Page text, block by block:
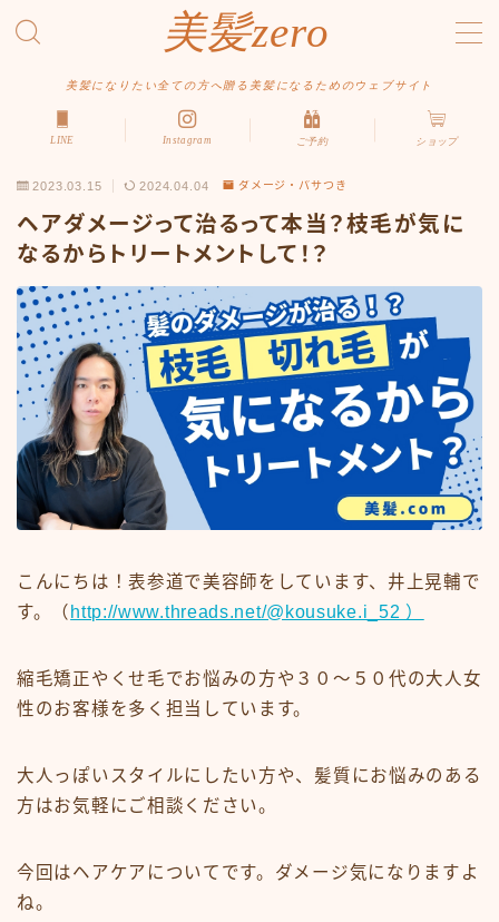
美髪zero
美髪になりたい全ての方へ贈る美髪になるためのウェブサイト
MENU
HOME
初めての方へ
メニュー・料金
アクセス・サロン情報
ご予約
お問い合わせ
スタイルから探す
ショート
ボブ
ミディアム
くせ・うねり・広がり
白髪・エイジングケア
抜け毛 薄毛
抜け毛 薄毛
LINE Instagram ご予約 ショップ
2023.03.15 2024.04.04 ダメージ・パサつき
ヘアダメージって治るって本当？枝毛が気に
なるからトリートメントして！？
こんにちは！表参道で美容師をしています、井上晃輔で
す。（ http://www.threads.net/@kousuke.i_52 ）
縮毛矯正やくせ毛でお悩みの方や３０〜５０代の大人女
性のお客様を多く担当しています。
大人っぽいスタイルにしたい方や、髪質にお悩みのある
方はお気軽にご相談ください。
今回はヘアケアについてです。ダメージ気になりますよ
ね。